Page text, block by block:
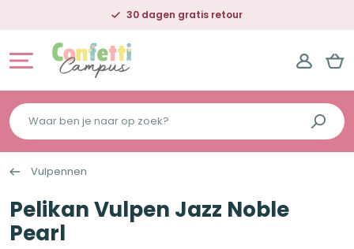
30 dagen gratis retour
Waar
ben
je
naar
op
zoek?
Vulpennen
Pelikan Vulpen Jazz Noble
Pearl